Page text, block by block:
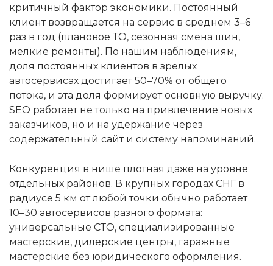
критичный фактор экономики. Постоянный
клиент возвращается на сервис в среднем 3–6
раз в год (плановое ТО, сезонная смена шин,
мелкие ремонты). По нашим наблюдениям,
доля постоянных клиентов в зрелых
автосервисах достигает 50–70% от общего
потока, и эта доля формирует основную выручку.
SEO работает не только на привлечение новых
заказчиков, но и на удержание через
содержательный сайт и систему напоминаний.
Конкуренция в нише плотная даже на уровне
отдельных районов. В крупных городах СНГ в
радиусе 5 км от любой точки обычно работает
10–30 автосервисов разного формата:
универсальные СТО, специализированные
мастерские, дилерские центры, гаражные
мастерские без юридического оформления.